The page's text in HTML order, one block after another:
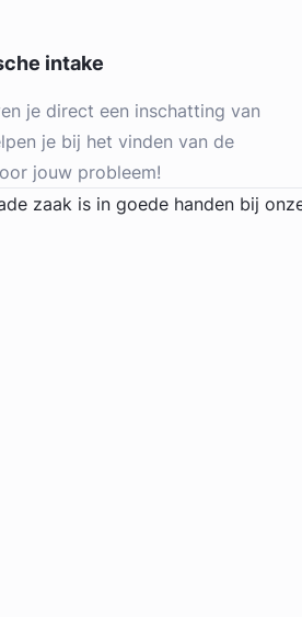
Advocaten
Advocaat
jaar ervaring
Holland
intake
je direct een inschatting van
je bij het vinden van de
jouw probleem!